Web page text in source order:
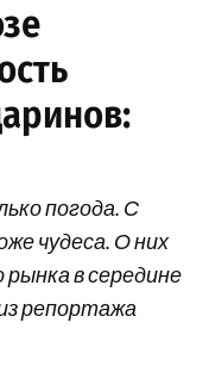
погода. С
чудеса. О них
в середине
репортажа